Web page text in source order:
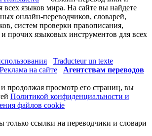
всех языков мира. На сайте вы найдете
онлайн-переводчиков, словарей,
систем проверки правописания,
и прочих языковых инструментов для всех
Traducteur un texte
Реклама на сайте Агентствам переводов
и продолжая просмотр его страниц, вы
Политикой конфиденциальности и
файлов cookie
только ссылки на переводчики и словари